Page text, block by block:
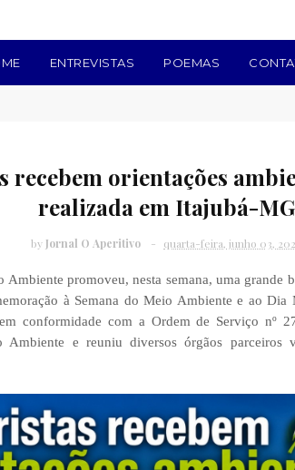
ENTREVISTAS POEMAS
recebem orientações
realizada em Itajubá-MG
by Jornal O Aperitivo quarta-feira, junho 03,
promoveu, nesta semana, uma grande
à Semana do Meio Ambiente e ao
conformidade com a Ordem de Serviço nº
e reuniu diversos órgãos parceiros